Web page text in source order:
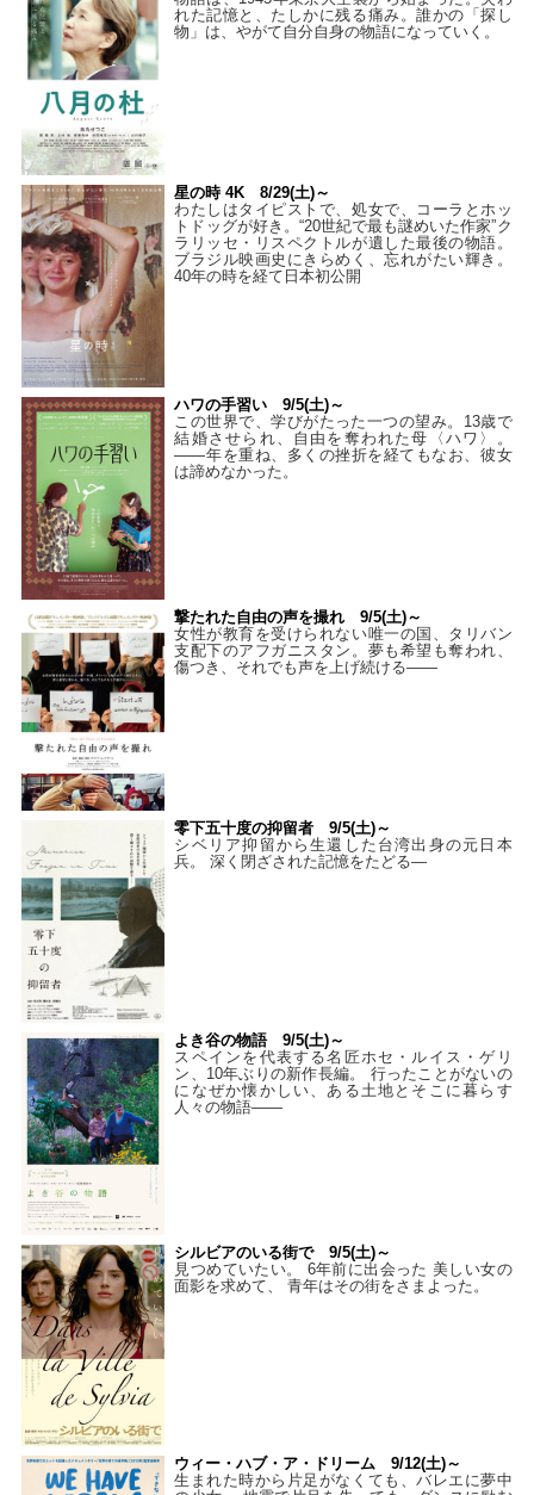
れた記憶と、たしかに残る痛み。誰かの「探し
物」は、やがて自分自身の物語になっていく。
星の時 4K 8/29(土)～
わたしはタイピストで、処⼥で、コーラとホッ
トドッグが好き。“20世紀で最も謎めいた作家”ク
ラリッセ・リスペクトルが遺した最後の物語。
ブラジル映画史にきらめく、忘れがたい輝き。
40年の時を経て⽇本初公開
ハワの手習い 9/5(土)～
この世界で、学びがたった一つの望み。13歳で
結婚させられ、自由を奪われた母〈ハワ〉。
——年を重ね、多くの挫折を経てもなお、彼女
は諦めなかった。
撃たれた自由の声を撮れ 9/5(土)～
女性が教育を受けられない唯一の国、タリバン
支配下のアフガニスタン。夢も希望も奪われ、
傷つき、それでも声を上げ続ける——
零下五十度の抑留者 9/5(土)～
シベリア抑留から生還した台湾出身の元日本
兵。 深く閉ざされた記憶をたどる—
よき谷の物語 9/5(土)～
スペインを代表する名匠ホセ・ルイス・ゲリ
ン、10年ぶりの新作長編。 行ったことがないの
になぜか懐かしい、ある土地とそこに暮らす
人々の物語――
シルビアのいる街で 9/5(土)～
見つめていたい。 6年前に出会った 美しい女の
面影を求めて、 青年はその街をさまよった。
ウィー・ハブ・ア・ドリーム 9/12(土)～
生まれた時から片足がなくても、バレエに夢中